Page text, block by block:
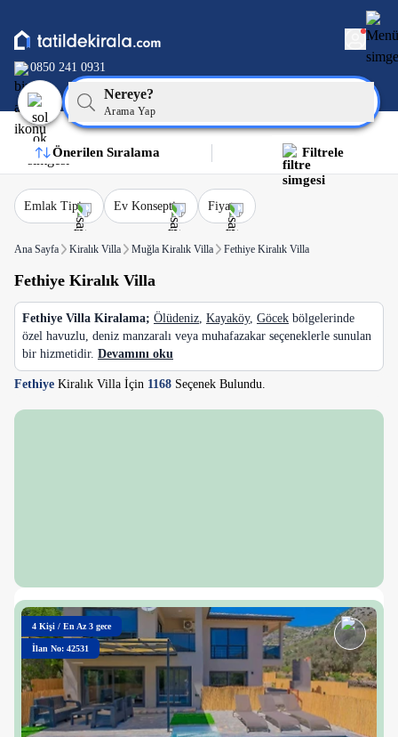
0850 241 0931
Nereye?
Arama Yap
Önerilen Sıralama Filtrele
Emlak Tipi Ev Konsepti Fiyat
Ana Sayfa Kiralık Villa Muğla Kiralık Villa Fethiye Kiralık Villa
Fethiye Kiralık Villa
Fethiye Villa Kiralama; Ölüdeniz, Kayaköy, Göcek bölgelerinde
özel havuzlu, deniz manzaralı veya muhafazakar seçeneklerle sunulan
bir hizmetidir. Devamını oku
Fethiye Kiralık Villa İçin 1168 Seçenek Bulundu.
4 Kişi / En Az 3 gece
İlan No: 42531